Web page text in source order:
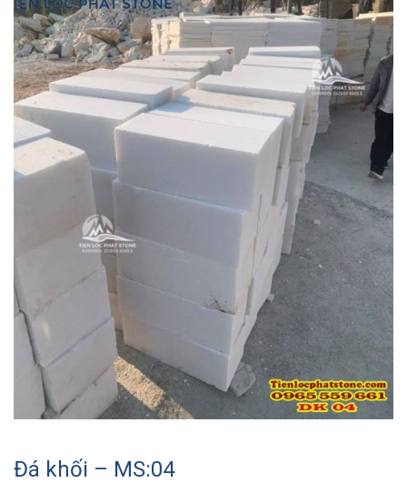
Đá khối – MS:04